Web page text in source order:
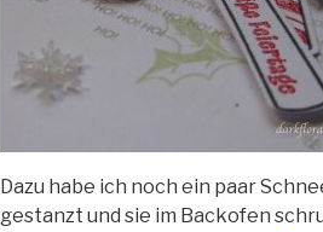
Dazu habe ich noch ein paar
gestanzt und sie im Backofen